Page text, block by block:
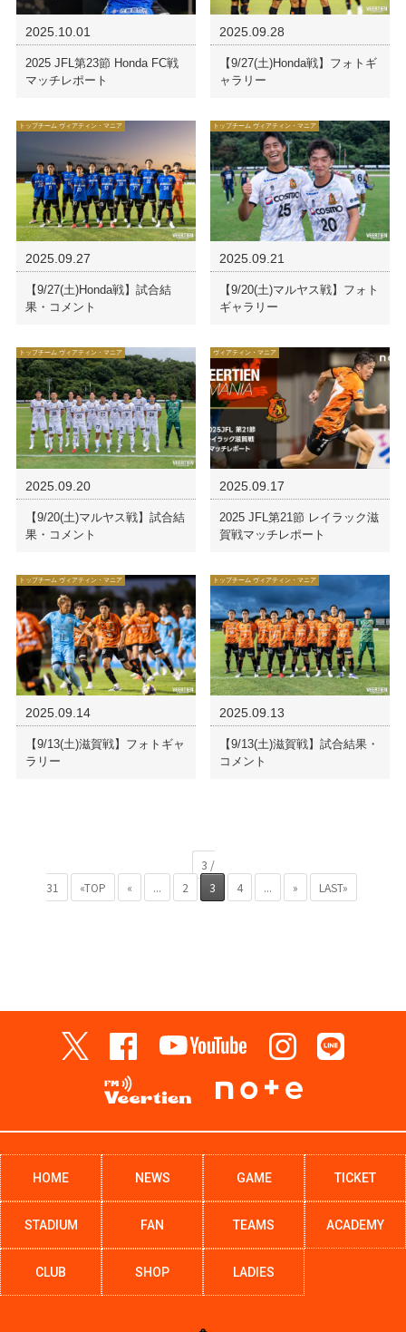
2025.10.01
2025 JFL第23節 Honda FC戦
マッチレポート
2025.09.28
【9/27(土)Honda戦】フォトギ
ャラリー
トップチーム ヴィアティン・マニア
2025.09.27
【9/27(土)Honda戦】試合結
果・コメント
トップチーム ヴィアティン・マニア
2025.09.21
【9/20(土)マルヤス戦】フォト
ギャラリー
トップチーム ヴィアティン・マニア
2025.09.20
【9/20(土)マルヤス戦】試合結
果・コメント
ヴィアティン・マニア
2025.09.17
2025 JFL第21節 レイラック滋
賀戦マッチレポート
トップチーム ヴィアティン・マニア
2025.09.14
【9/13(土)滋賀戦】フォトギャ
ラリー
トップチーム ヴィアティン・マニア
2025.09.13
【9/13(土)滋賀戦】試合結果・
コメント
3 /
31
«TOP « ... 2 3 4 ... » LAST»
HOME NEWS GAME TICKET
STADIUM FAN TEAMS ACADEMY
CLUB SHOP LADIES